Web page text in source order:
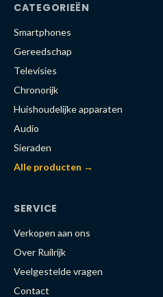
CATEGORIEËN
Smartphones
Gereedschap
Televisies
Chronorijk
Huishoudelijke apparaten
Audio
Sieraden
Alle producten →
SERVICE
Verkopen aan ons
Over Ruilrijk
Veelgestelde vragen
Contact